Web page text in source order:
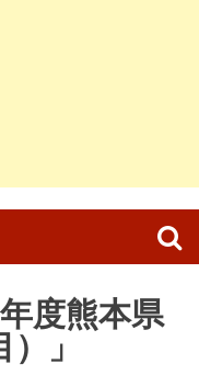
度熊本県
）」